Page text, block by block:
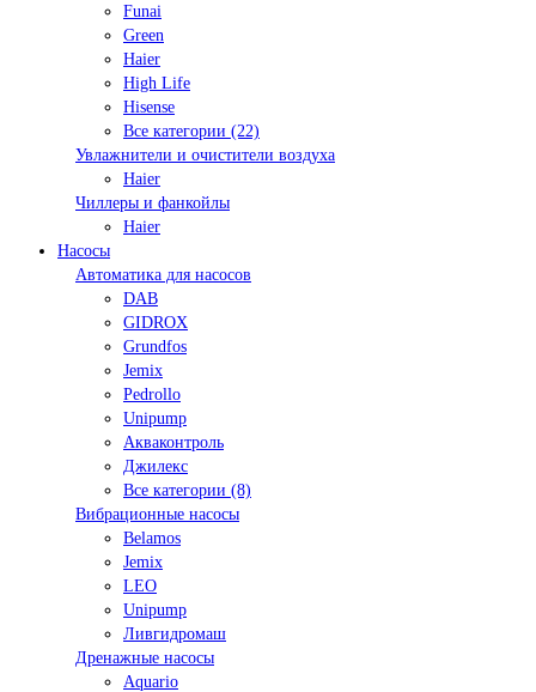
Funai
Green
Haier
High Life
Hisense
Все категории (22)
Увлажнители и очистители воздуха
Haier
Чиллеры и фанкойлы
Haier
Насосы
Автоматика для насосов
DAB
GIDROX
Grundfos
Jemix
Pedrollo
Unipump
Акваконтроль
Джилекс
Все категории (8)
Вибрационные насосы
Belamos
Jemix
LEO
Unipump
Ливгидромаш
Дренажные насосы
Aquario